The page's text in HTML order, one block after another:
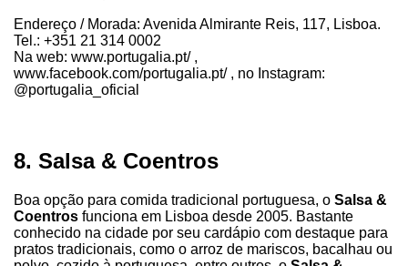
Endereço / Morada: Avenida Almirante Reis, 117, Lisboa.
Tel.: +351 21 314 0002
Na web: www.portugalia.pt/ ,
www.facebook.com/portugalia.pt/ , no Instagram:
@portugalia_oficial
8. Salsa & Coentros
Boa opção para comida tradicional portuguesa, o Salsa &
Coentros funciona em Lisboa desde 2005. Bastante
conhecido na cidade por seu cardápio com destaque para
pratos tradicionais, como o arroz de mariscos, bacalhau ou